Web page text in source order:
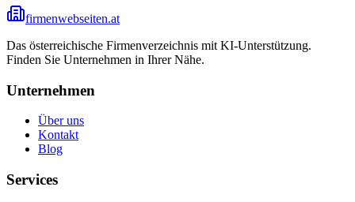
firmenwebseiten.at
Das österreichische Firmenverzeichnis mit KI-Unterstützung.
Finden Sie Unternehmen in Ihrer Nähe.
Unternehmen
Über uns
Kontakt
Blog
Services